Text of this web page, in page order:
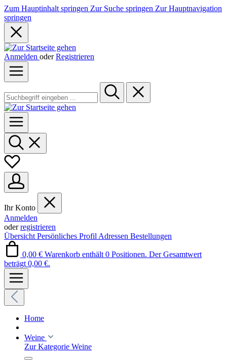
Zum Hauptinhalt springen Zur Suche springen Zur Hauptnavigation
springen
Anmelden oder Registrieren
Ihr Konto
Anmelden
oderregistrieren
Übersicht Persönliches Profil Adressen Bestellungen
0,00 € Warenkorb enthält 0 Positionen. Der Gesamtwert
beträgt 0,00 €.
Home
Weine
Zur Kategorie Weine